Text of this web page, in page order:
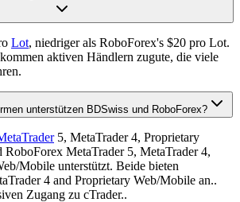
Lot, niedriger als RoboForex's $20 pro Lot.
aktiven Händlern zugute, die viele
unterstützen BDSwiss und RoboForex?
5, MetaTrader 4, Proprietary
MetaTrader 5, MetaTrader 4,
Mobile unterstützt. Beide bieten
4 and Proprietary Web/Mobile an..
Zugang zu cTrader..